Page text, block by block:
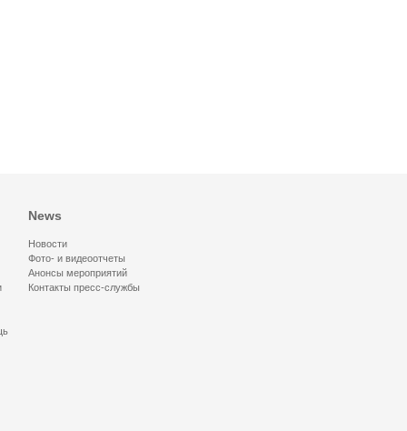
News
Новости
Фото- и видеоотчеты
Анонсы мероприятий
Контакты пресс-службы